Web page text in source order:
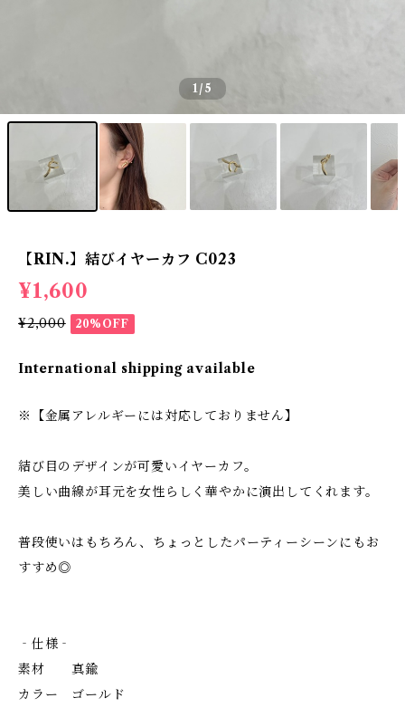
1/5
【RIN.】結びイヤーカフ C023
¥1,600
¥2,000 20%OFF
International shipping available
※【金属アレルギーには対応しておりません】
結び目のデザインが可愛いイヤーカフ。
美しい曲線が耳元を女性らしく華やかに演出してくれます。
普段使いはもちろん、ちょっとしたパーティーシーンにもお
すすめ◎
‐仕様‐
素材 真鍮
カラー ゴールド